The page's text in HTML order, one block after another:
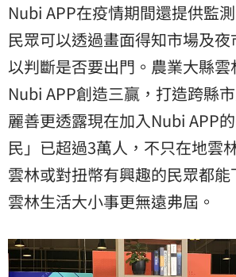
Nubi APP在疫情期間還提供監
民眾可以透過畫面得知市場及
以判斷是否要出門。農業大縣
Nubi APP創造三贏，打造跨縣
麗善更透露現在加入Nubi APP
民」已超過3萬人，不只在地雲
雲林或對扭幣有興趣的民眾都
雲林生活大小事更無遠弗屆。